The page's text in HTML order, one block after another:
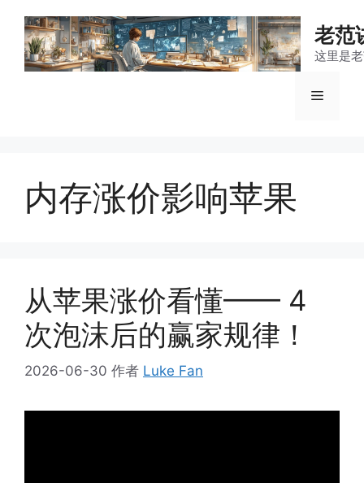
老范
这里是
菜
内存涨价影响苹果
从苹果涨价看懂—— 4
次泡沫后的赢家规律！
2026-06-30 作者 Luke Fan